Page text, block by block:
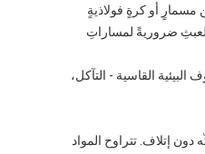
مسمارٍ أو كرةٍ فولاذيةٍ
للعبثِ ضروريةً لمساراتِ
القاسية - التآكل،
إتلاف. تتراوح المواد